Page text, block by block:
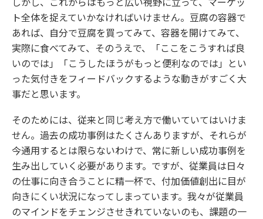
ト全体を捉えていかなければいけません。豆腐の容器で
あれば、自分で豆腐を買ってみて、容器を開けてみて、
実際に食べてみて、そのうえで、「ここをこうすれば良
いのでは」「こうしたほうがもっと便利なのでは」とい
った気付きをフィードバックするような動きがすごく大
事だと思います。
そのためには、従来と同じ考え方で働いていてはいけま
せん。過去の成功事例はたくさんありますが、それらが
今通用するとは限らないわけで、常に新しい成功事例を
生み出していく必要があります。ですが、従業員は日々
の仕事に向き合うことに精一杯で、付加価値創出に目が
向きにくい状況になってしまっています。我々が従業員
のマインドをチェンジさせきれていないのも、課題の一